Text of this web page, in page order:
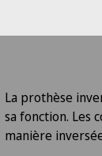
La prothèse
sa fonction. Les
manière